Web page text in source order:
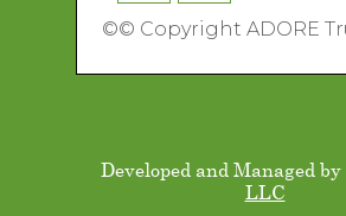
©© Copyright ADORE
Developed and Managed by
LLC